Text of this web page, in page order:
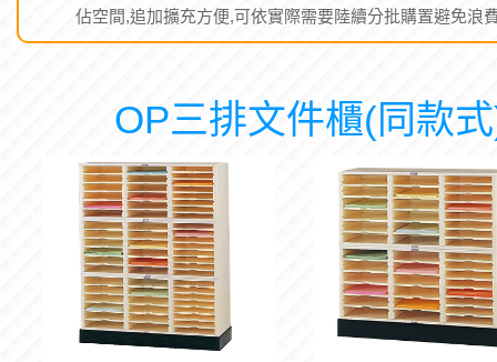
佔空間,追加擴充方便,可依實際需要陸續分批購置避免浪
OP三排文件櫃(同款